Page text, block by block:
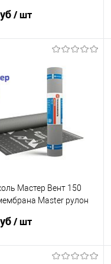
/ шт
Мастер Вент 150
Master рулон
/ шт